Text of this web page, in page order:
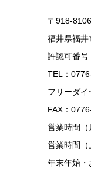
〒918-8106
福井県福
許認可番
TEL：
フリーダ
FAX：
営業時間
営業時間
年末年始・